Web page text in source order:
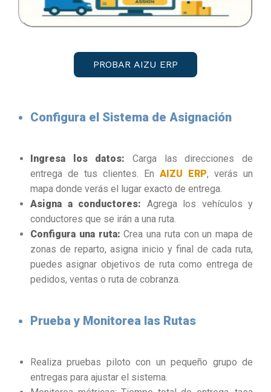
PROBAR AIZU ERP
Configura el Sistema de Asignación
Ingresa los datos: Carga las direcciones de
entrega de tus clientes. En AIZU ERP, verás un
mapa donde verás el lugar exacto de entrega.
Asigna a conductores: Agrega los vehículos y
conductores que se irán a una ruta.
Configura una ruta: Crea una ruta con un mapa de
zonas de reparto, asigna inicio y final de cada ruta,
puedes asignar objetivos de ruta como entrega de
pedidos, ventas o ruta de cobranza.
Prueba y Monitorea las Rutas
Realiza pruebas piloto con un pequeño grupo de
entregas para ajustar el sistema.